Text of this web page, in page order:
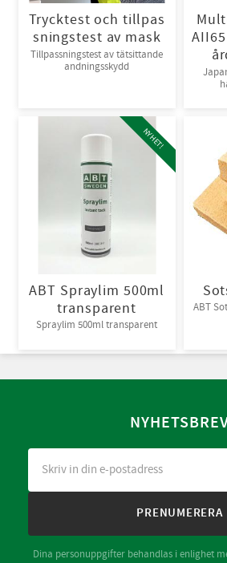
Trycktest och tillpas
sningstest av mask
Tillpassningstest av tätsittande
andningsskydd
ABT Spraylim 500ml
transparent
Spraylim 500ml transparent
NYHET!
ABT
PRENUMERERA
Dina personuppgifter behandlas i enlighet